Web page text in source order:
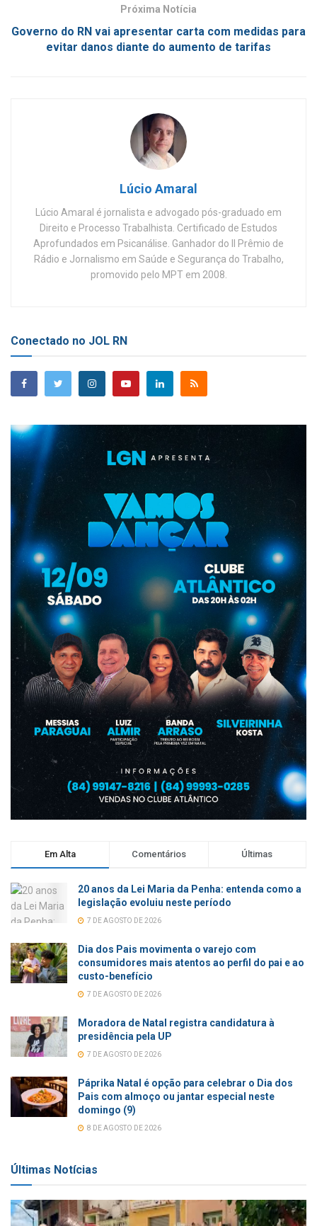
Próxima Notícia
Governo do RN vai apresentar carta com medidas para
evitar danos diante do aumento de tarifas
Lúcio Amaral
Lúcio Amaral é jornalista e advogado pós-graduado em
Direito e Processo Trabalhista. Certificado de Estudos
Aprofundados em Psicanálise. Ganhador do II Prêmio de
Rádio e Jornalismo em Saúde e Segurança do Trabalho,
promovido pelo MPT em 2008.
Conectado no JOL RN
Em Alta Comentários Últimas
20 anos da Lei Maria da Penha: entenda como a
legislação evoluiu neste período
7 DE AGOSTO DE 2026
Dia dos Pais movimenta o varejo com
consumidores mais atentos ao perfil do pai e ao
custo-benefício
7 DE AGOSTO DE 2026
Moradora de Natal registra candidatura à
presidência pela UP
7 DE AGOSTO DE 2026
Páprika Natal é opção para celebrar o Dia dos
Pais com almoço ou jantar especial neste
domingo (9)
8 DE AGOSTO DE 2026
Últimas Notícias